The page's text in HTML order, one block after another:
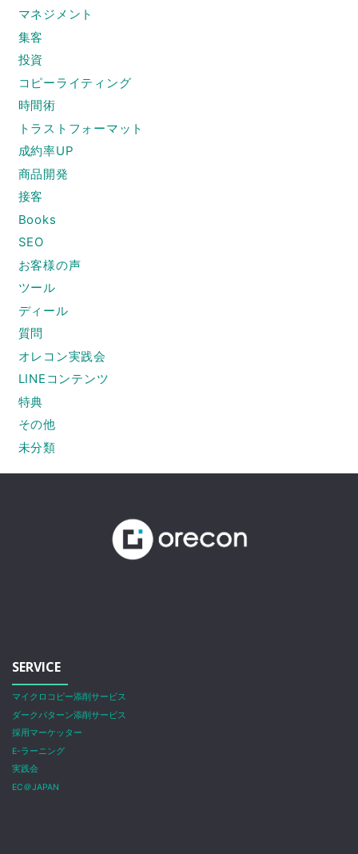
マネジメント
集客
投資
コピーライティング
時間術
トラストフォーマット
成約率UP
商品開発
接客
Books
SEO
お客様の声
ツール
ディール
質問
オレコン実践会
LINEコンテンツ
特典
その他
未分類
SERVICE
マイクロコピー添削サービス
ダークパターン添削サービス
採用マーケッター
E-ラーニング
実践会
EC＠JAPAN